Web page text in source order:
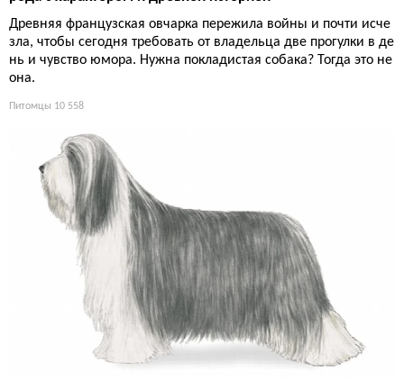
Древняя французская овчарка пережила войны и почти исче
зла, чтобы сегодня требовать от владельца две прогулки в де
нь и чувство юмора. Нужна покладистая собака? Тогда это не
она.
Питомцы 10 558